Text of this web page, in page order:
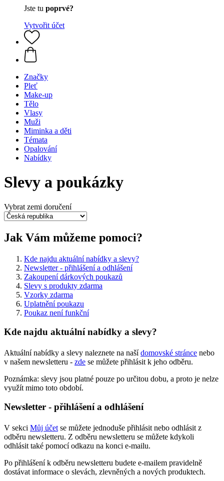
Jste tu poprvé?
Vytvořit účet
Značky
Pleť
Make-up
Tělo
Vlasy
Muži
Miminka a děti
Témata
Opalování
Nabídky
Slevy a poukázky
Vybrat zemi doručení
Jak Vám můžeme pomoci?
Kde najdu aktuální nabídky a slevy?
Newsletter - přihlášení a odhlášení
Zakoupení dárkových poukazů
Slevy s produkty zdarma
Vzorky zdarma
Uplatnění poukazu
Poukaz není funkční
Kde najdu aktuální nabídky a slevy?
Aktuální nabídky a slevy naleznete na našídomovské stránce nebo
v našem newsletteru - zde se můžete přihlásit k jeho odběru.
Poznámka: slevy jsou platné pouze po určitou dobu, a proto je nelze
využít mimo toto období.
Newsletter - přihlášení a odhlášení
V sekci Můj účet se můžete jednoduše přihlásit nebo odhlásit z
odběru newsletteru. Z odběru newsletteru se můžete kdykoli
odhlásit také pomocí odkazu na konci e-mailu.
Po přihlášení k odběru newsletteru budete e-mailem pravidelně
dostávat informace o slevách, zlevněných a nových produktech.